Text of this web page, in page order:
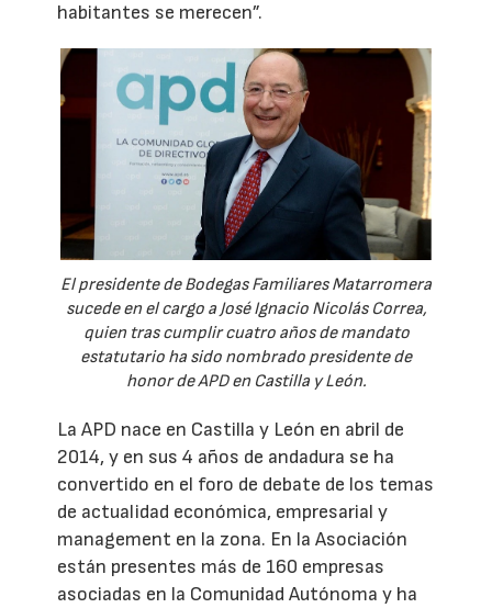
habitantes se merecen”.
El presidente de Bodegas Familiares Matarromera
sucede en el cargo a José Ignacio Nicolás Correa,
quien tras cumplir cuatro años de mandato
estatutario ha sido nombrado presidente de
honor de APD en Castilla y León.
La APD nace en Castilla y León en abril de
2014, y en sus 4 años de andadura se ha
convertido en el foro de debate de los temas
de actualidad económica, empresarial y
management en la zona. En la Asociación
están presentes más de 160 empresas
asociadas en la Comunidad Autónoma y ha